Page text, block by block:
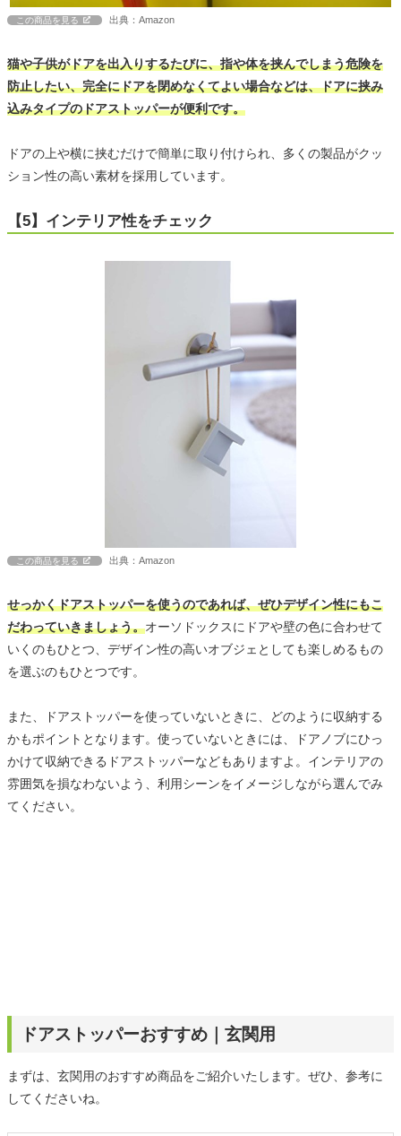
この商品を見る 出典：Amazon
猫や子供がドアを出入りするたびに、指や体を挟んでしまう危険を
防止したい、完全にドアを閉めなくてよい場合などは、ドアに挟み
込みタイプのドアストッパーが便利です。
ドアの上や横に挟むだけで簡単に取り付けられ、多くの製品がクッ
ション性の高い素材を採用しています。
【5】インテリア性をチェック
この商品を見る 出典：Amazon
せっかくドアストッパーを使うのであれば、ぜひデザイン性にもこ
だわっていきましょう。オーソドックスにドアや壁の色に合わせて
いくのもひとつ、デザイン性の高いオブジェとしても楽しめるもの
を選ぶのもひとつです。
また、ドアストッパーを使っていないときに、どのように収納する
かもポイントとなります。使っていないときには、ドアノブにひっ
かけて収納できるドアストッパーなどもありますよ。インテリアの
雰囲気を損なわないよう、利用シーンをイメージしながら選んでみ
てください。
ドアストッパーおすすめ｜玄関用
まずは、玄関用のおすすめ商品をご紹介いたします。ぜひ、参考に
してくださいね。